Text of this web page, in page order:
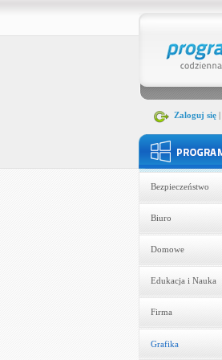
Zaloguj się|
Bezpieczeństwo
Biuro
Domowe
Edukacja i Nauka
Firma
Grafika